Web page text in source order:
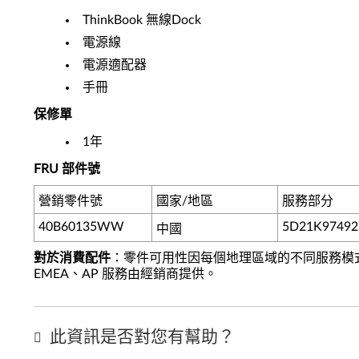
ThinkBook 無線Dock
電源線
電源適配器
手冊
保修單
1年
FRU 部件號
營銷零件號 國家/地區
服務部分
40B60135WW
中國 5D21K97492
對於消費配件 ：零件可用性因每個地理區域的不同服務模
EMEA、AP 服務由經銷商提供。
此資訊是否對您有幫助？